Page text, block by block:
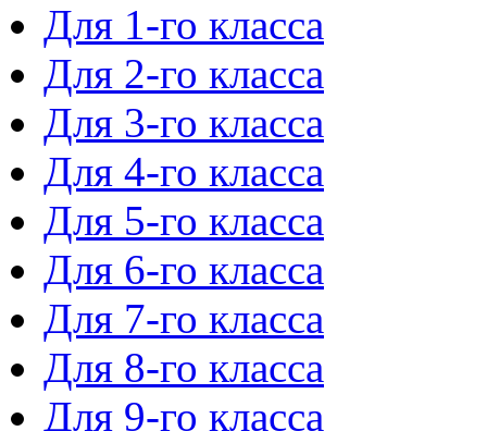
Для 1-го класса
Для 2-го класса
Для 3-го класса
Для 4-го класса
Для 5-го класса
Для 6-го класса
Для 7-го класса
Для 8-го класса
Для 9-го класса